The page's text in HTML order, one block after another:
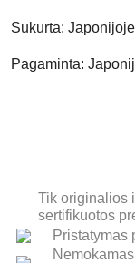
Sukurta: Japonijoje
Pagaminta:
Tik originalios
sertifikuotos
Pristatymas